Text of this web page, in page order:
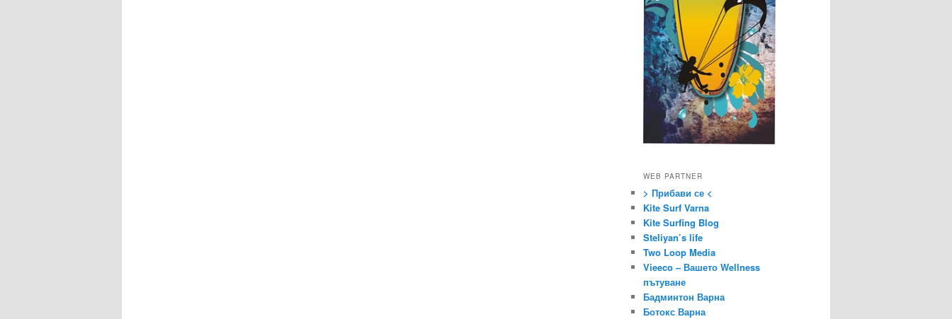
WEB PARTNER
> Прибави се <
Kite Surf Varna
Kite Surfing Blog
Steliyan’s life
Two Loop Media
Vieeco – Вашето Wellness
пътуване
Бадминтон Варна
Ботокс Варна